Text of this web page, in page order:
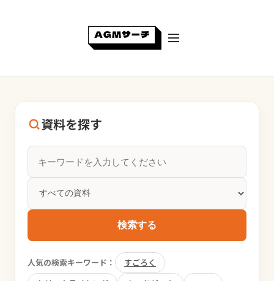
資料を探す
検索する
人気の検索キーワード：
すごろく